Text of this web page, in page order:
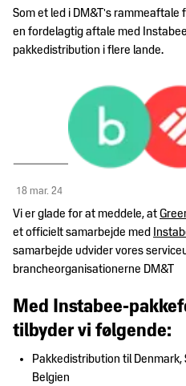
samfundsansvar
Digital
handel
Handelsjura
International
handel
Internationalt
juridisk
netværk
Kemi
Mærkning
&
Juridisk
medlemsportal
Medlemskab
Dine
fordele
medlem
Ramme- og
rabataftaler
Vores
medlemmer
Betingelser
rådgivning
os
Hvem
er
DM&T?
DM&T's
DM&T's
medarbejdere
Branchens bidrag til
Politik
DM&T's
politiske
Politiske
prioriteter
Jobbørs
Kontakt
Presse
Som et led i DM&T's rammeaftale
en fordelagtig aftale med
pakkedistribution i flere lande.
18 mar. 24
Vi er glade for at meddele, at
et officielt samarbejde med
samarbejde udvider vores
brancheorganisationerne DM&T
Med Instabee-
tilbyder vi følgende:
Pakkedistribution til Denmark,
Belgien